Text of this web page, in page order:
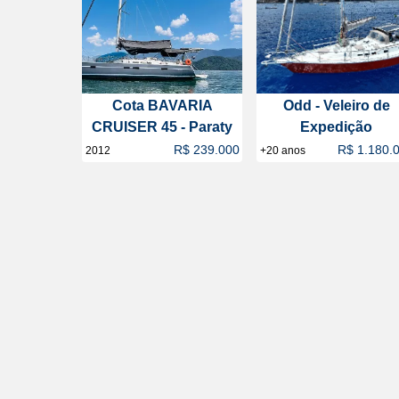
Cota BAVARIA
CRUISER 45 - Paraty
2012 R$ 239.000
Odd - Veleiro de
Expedição
+20 anos R$